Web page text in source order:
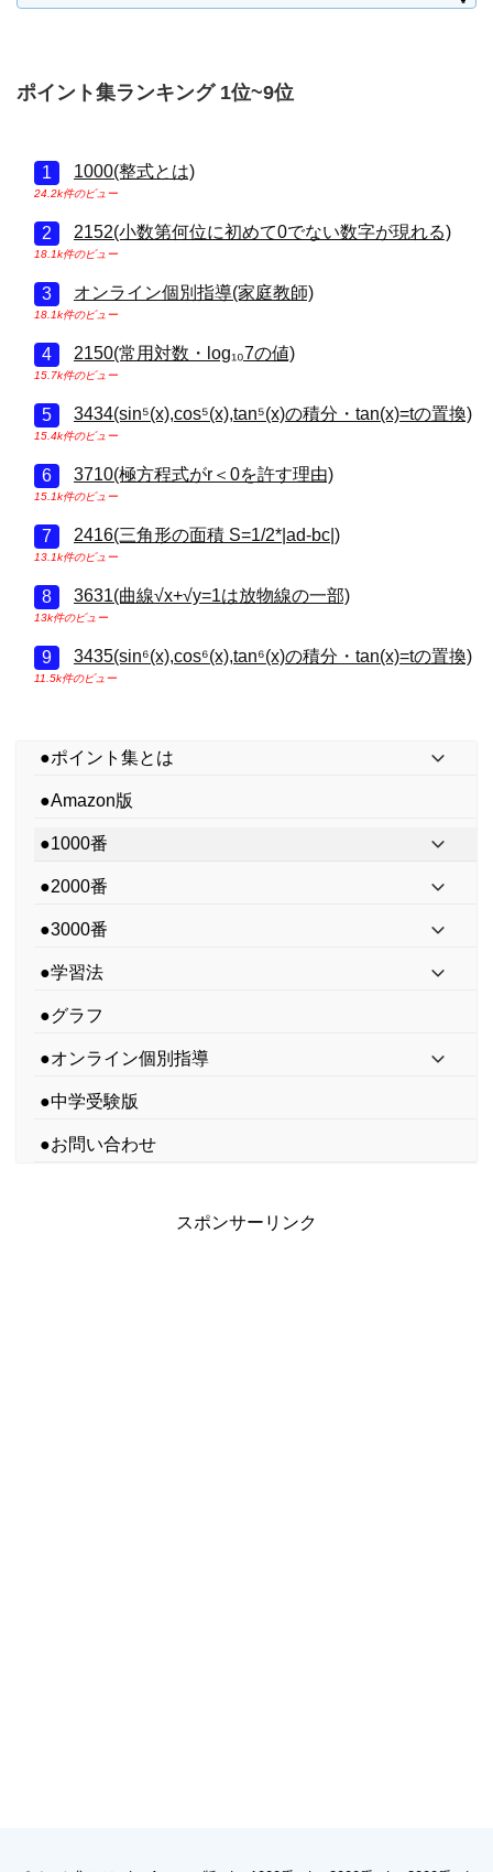
ポイント集ランキング 1位~9位
1000(整式とは)
24.2k件のビュー
2152(小数第何位に初めて0でない数字が現れる)
18.1k件のビュー
オンライン個別指導(家庭教師)
18.1k件のビュー
2150(常用対数・log₁₀7の値)
15.7k件のビュー
3434(sin⁵(x),cos⁵(x),tan⁵(x)の積分・tan(x)=tの置換)
15.4k件のビュー
3710(極方程式がr＜0を許す理由)
15.1k件のビュー
2416(三角形の面積 S=1/2*|ad-bc|)
13.1k件のビュー
3631(曲線√x+√y=1は放物線の一部)
13k件のビュー
3435(sin⁶(x),cos⁶(x),tan⁶(x)の積分・tan(x)=tの置換)
11.5k件のビュー
●ポイント集とは
●Amazon版
●1000番
●2000番
●3000番
●学習法
●グラフ
●オンライン個別指導
●中学受験版
●お問い合わせ
スポンサーリンク